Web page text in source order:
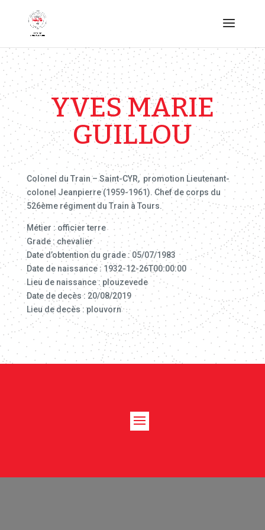
YVES MARIE
GUILLOU
Colonel du Train – Saint-CYR, promotion Lieutenant-
colonel Jeanpierre (1959-1961). Chef de corps du
526ème régiment du Train à Tours.
Métier : officier terre
Grade : chevalier
Date d’obtention du grade : 05/07/1983
Date de naissance : 1932-12-26T00:00:00
Lieu de naissance : plouzevede
Date de decès : 20/08/2019
Lieu de decès : plouvorn